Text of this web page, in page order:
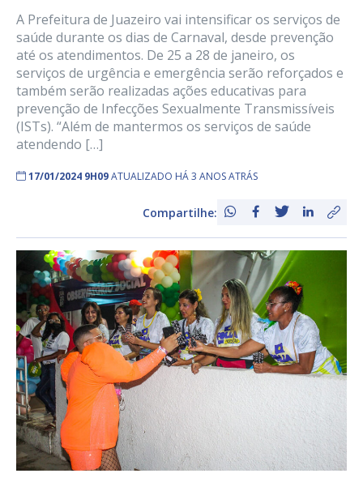
A Prefeitura de Juazeiro vai intensificar os serviços de
saúde durante os dias de Carnaval, desde prevenção
até os atendimentos. De 25 a 28 de janeiro, os
serviços de urgência e emergência serão reforçados e
também serão realizadas ações educativas para
prevenção de Infecções Sexualmente Transmissíveis
(ISTs). “Além de mantermos os serviços de saúde
atendendo […]
17/01/2024 9H09ATUALIZADO HÁ 3 ANOS ATRÁS
Compartilhe: